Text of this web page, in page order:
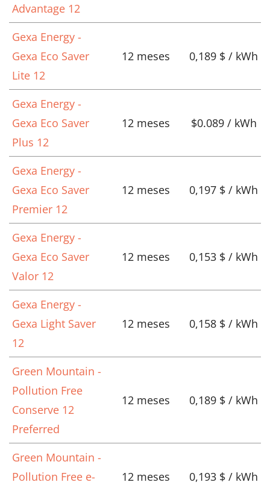
Advantage 12
Gexa Energy -
Gexa Eco Saver
Lite 12
12 meses 0,189 $ / kWh
Gexa Energy -
Gexa Eco Saver
Plus 12
12 meses $0.089 / kWh
Gexa Energy -
Gexa Eco Saver
Premier 12
12 meses 0,197 $ / kWh
Gexa Energy -
Gexa Eco Saver
Valor 12
12 meses 0,153 $ / kWh
Gexa Energy -
Gexa Light Saver
12
12 meses 0,158 $ / kWh
Green Mountain -
Pollution Free
Conserve 12
Preferred
12 meses 0,189 $ / kWh
Green Mountain -
Pollution Free e-
12 meses 0,193 $ / kWh